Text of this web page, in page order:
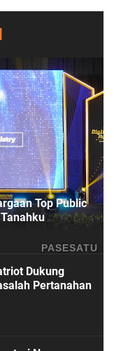
PASESATU
Top Public
Dukung
Pertanahan